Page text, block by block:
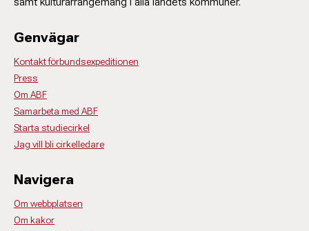
Genvägar
Kontakt förbundsexpeditionen
Press
Om ABF
Samarbeta med ABF
Starta studiecirkel
Jag vill bli cirkelledare
Navigera
Om webbplatsen
Om kakor